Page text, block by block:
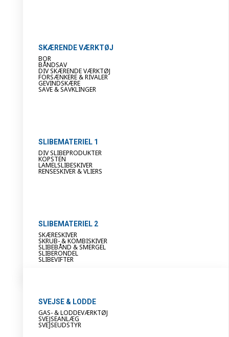
SKÆRENDE VÆRKTØJ
BOR
BÅNDSAV
DIV SKÆRENDE VÆRKTØJ
FORSÆNKERE & RIVALER
GEVINDSKÆRE
SAVE & SAVKLINGER
SLIBEMATERIEL 1
DIV SLIBEPRODUKTER
KOPSTEN
LAMELSLIBESKIVER
RENSESKIVER & VLIERS
SLIBEMATERIEL 2
SKÆRESKIVER
SKRUB- & KOMBISKIVER
SLIBEBÅND & SMERGEL
SLIBERONDEL
SLIBEVIFTER
SVEJSE & LODDE
GAS- & LODDEVÆRKTØJ
SVEJSEANLÆG
SVEJSEUDSTYR